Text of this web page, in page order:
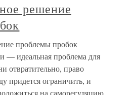
решение
проблемы пробок
— идеальная проблема для
отвратительно, право
придется ограничить, и